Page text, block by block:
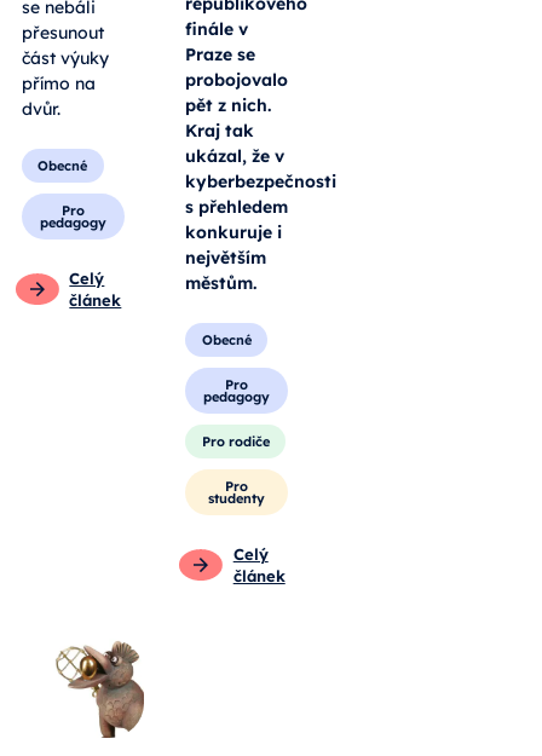
se nebáli
přesunout
část výuky
přímo na
dvůr.
Obecné
Pro
pedagogy
Celý
článek
finále v
Praze se
probojovalo
pět z nich.
Kraj tak
ukázal, že v
kyberbezpečnosti
s přehledem
konkuruje i
největším
městům.
Obecné
Pro
pedagogy
Pro rodiče
Pro
studenty
Celý
článek